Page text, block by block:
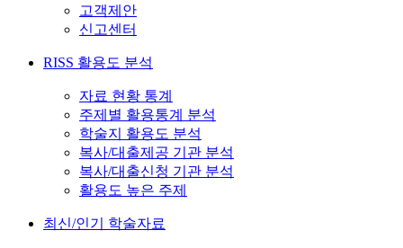
고객제안
신고센터
RISS 활용도 분석
자료 현황 통계
주제별 활용통계 분석
학술지 활용도 분석
복사/대출제공 기관 분석
복사/대출신청 기관 분석
활용도 높은 주제
최신/인기 학술자료